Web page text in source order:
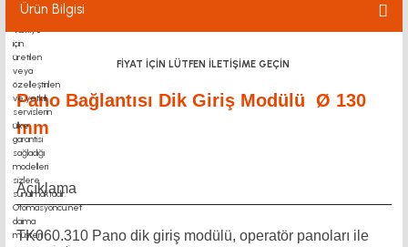
Ürün Bilgisi
FİYAT İÇİN LÜTFEN İLETİŞİME GEÇİN
Pano Bağlantısı Dik Giriş Modülü Ø 130
mm
Açıklama
TK060.310 Pano dik giriş modülü, operatör panoları ile